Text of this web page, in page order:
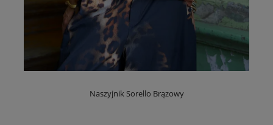
Naszyjnik Sorello Brązowy